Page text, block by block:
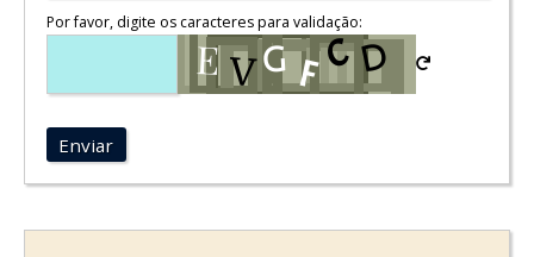
Por favor, digite os caracteres para validação:
Enviar